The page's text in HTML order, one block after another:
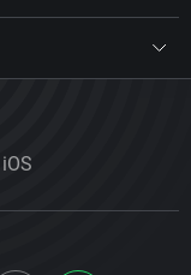
iOS